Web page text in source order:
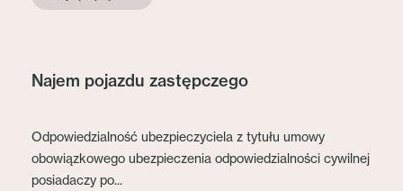
Najem pojazdu zastępczego
​Odpowiedzialność ubezpieczyciela z tytułu umowy
obowiązkowego ubezpieczenia odpowiedzialności cywilnej
posiadaczy po...